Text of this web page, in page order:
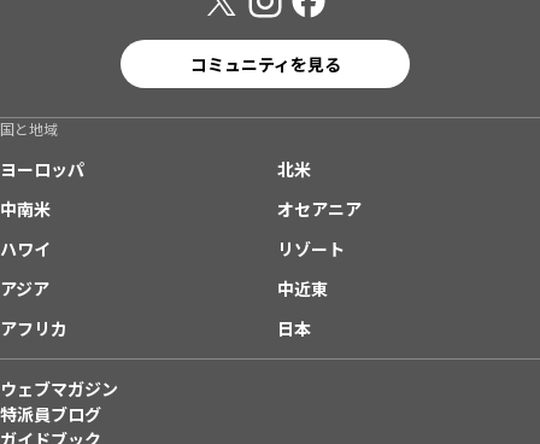
コミュニティを見る
国と地域
ヨーロッパ
北米
中南米
オセアニア
ハワイ
リゾート
アジア
中近東
アフリカ
日本
ウェブマガジン
特派員ブログ
ガイドブック